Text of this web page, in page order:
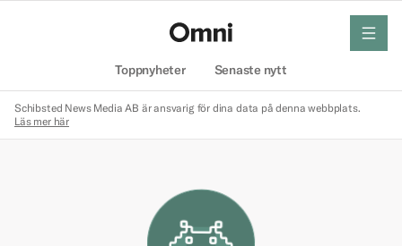
Toppnyheter Senaste nytt
meny
Schibsted News Media AB är ansvarig för dina data på denna webbplats.
Läs mer här